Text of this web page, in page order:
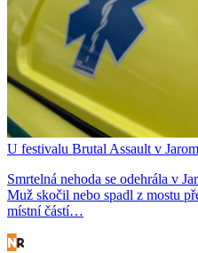
U festivalu Brutal Assault v
Smrtelná nehoda se odehrála v
Muž skočil nebo spadl z mostu
místní částí…